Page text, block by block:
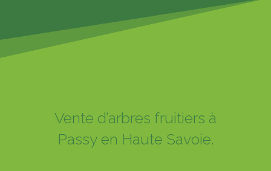
Vente d’arbres fruitiers à
Passy en Haute Savoie.